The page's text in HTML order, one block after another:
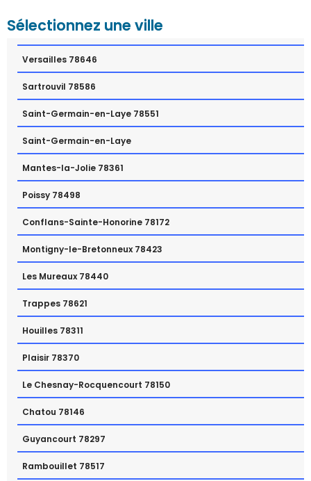
Sélectionnez une ville
Versailles 78646
Sartrouvil 78586
Saint-Germain-en-Laye 78551
Saint-Germain-en-Laye
Mantes-la-Jolie 78361
Poissy 78498
Conflans-Sainte-Honorine 78172
Montigny-le-Bretonneux 78423
Les Mureaux 78440
Trappes 78621
Houilles 78311
Plaisir 78370
Le Chesnay-Rocquencourt 78150
Chatou 78146
Guyancourt 78297
Rambouillet 78517